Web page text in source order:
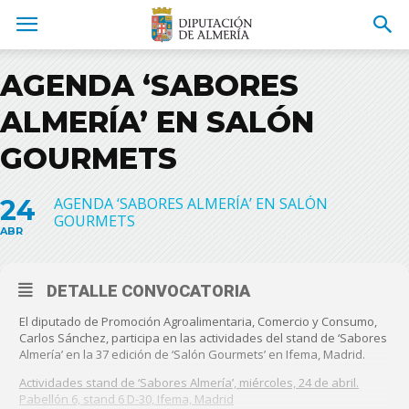
AGENDA ‘SABORES
ALMERÍA’ EN SALÓN
GOURMETS
24
ABR
AGENDA ‘SABORES ALMERÍA’ EN SALÓN
GOURMETS
DETALLE CONVOCATORIA
El diputado de Promoción Agroalimentaria, Comercio y Consumo,
Carlos Sánchez, participa en las actividades del stand de ‘Sabores
Almería’ en la 37 edición de ‘Salón Gourmets’ en Ifema, Madrid.
Actividades stand de ‘Sabores Almería’, miércoles, 24 de abril.
Pabellón 6, stand 6 D-30, Ifema, Madrid